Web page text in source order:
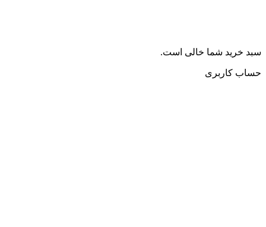
سبد خرید شما خالی است.
حساب کاربری